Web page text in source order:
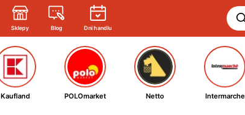
Sklepy Blog Dni handlu
Kaufland POLOmarket Netto Intermarche